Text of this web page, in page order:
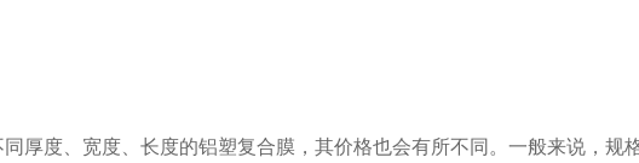
厚度、宽度、长度的铝塑复合膜，其价格也会有所不同。一般来说，规